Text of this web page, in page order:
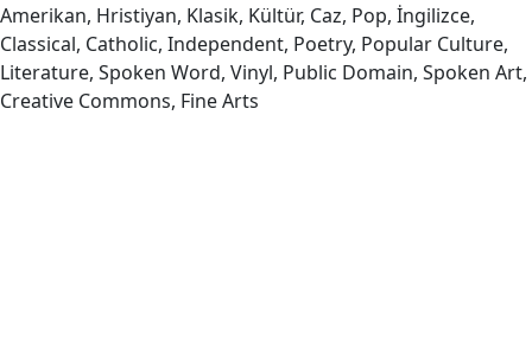
Amerikan, Hristiyan, Klasik, Kültür, Caz, Pop, İngilizce,
Classical, Catholic, Independent, Poetry, Popular Culture,
Literature, Spoken Word, Vinyl, Public Domain, Spoken Art,
Creative Commons, Fine Arts